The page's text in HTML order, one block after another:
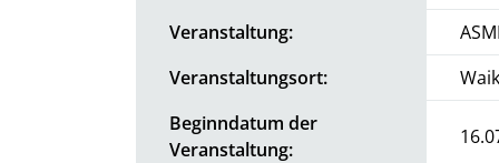
Veranstaltung:
Veranstaltungsort:
Beginndatum der
Veranstaltung: